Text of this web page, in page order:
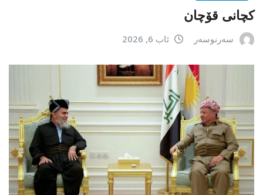
کچانی قۆچان
سەرنوسەر ئاب 6, 2026